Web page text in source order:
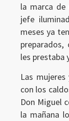
la marca
jefe
meses ya
les prestaba
Las
con los
Don Miguel
la mañana